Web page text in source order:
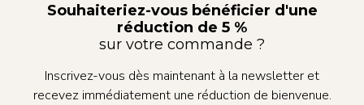
Souhaiteriez-vous bénéficier d'une
réduction de 5 %
sur votre commande ?
Inscrivez-vous dès maintenant à la newsletter et
recevez immédiatement une réduction de bienvenue.